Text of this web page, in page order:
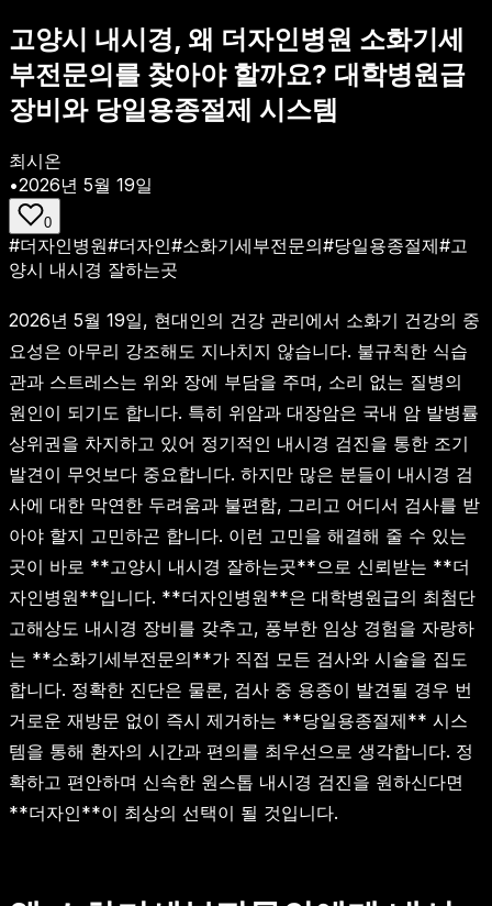
고양시 내시경, 왜 더자인병원 소화기세
부전문의를 찾아야 할까요? 대학병원급
장비와 당일용종절제 시스템
최시온
•2026년 5월 19일
0
#더자인병원#더자인#소화기세부전문의#당일용종절제#고
양시 내시경 잘하는곳
2026년 5월 19일, 현대인의 건강 관리에서 소화기 건강의 중
요성은 아무리 강조해도 지나치지 않습니다. 불규칙한 식습
관과 스트레스는 위와 장에 부담을 주며, 소리 없는 질병의
원인이 되기도 합니다. 특히 위암과 대장암은 국내 암 발병률
상위권을 차지하고 있어 정기적인 내시경 검진을 통한 조기
발견이 무엇보다 중요합니다. 하지만 많은 분들이 내시경 검
사에 대한 막연한 두려움과 불편함, 그리고 어디서 검사를 받
아야 할지 고민하곤 합니다. 이런 고민을 해결해 줄 수 있는
곳이 바로 **고양시 내시경 잘하는곳**으로 신뢰받는 **더
자인병원**입니다. **더자인병원**은 대학병원급의 최첨단
고해상도 내시경 장비를 갖추고, 풍부한 임상 경험을 자랑하
는 **소화기세부전문의**가 직접 모든 검사와 시술을 집도
합니다. 정확한 진단은 물론, 검사 중 용종이 발견될 경우 번
거로운 재방문 없이 즉시 제거하는 **당일용종절제** 시스
템을 통해 환자의 시간과 편의를 최우선으로 생각합니다. 정
확하고 편안하며 신속한 원스톱 내시경 검진을 원하신다면
**더자인**이 최상의 선택이 될 것입니다.